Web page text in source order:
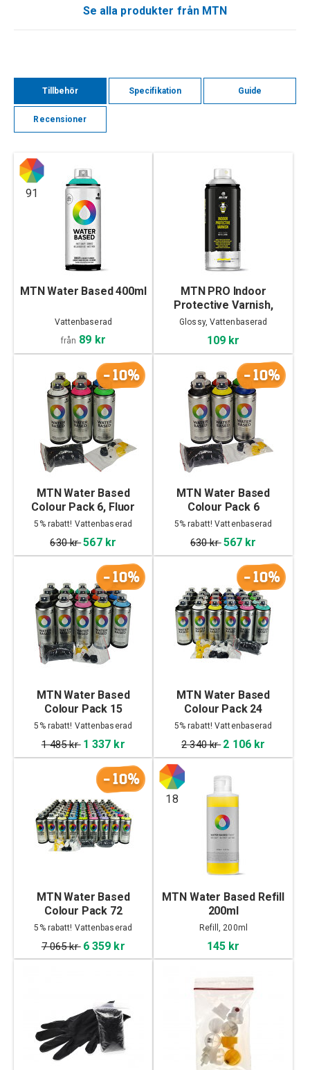
Se alla produkter från MTN
Tillbehör Specifikation Guide
Recensioner
91
MTN Water Based 400ml
Vattenbaserad
från 89 kr
MTN PRO Indoor
Protective Varnish,
Glossy
Glossy, Vattenbaserad
109 kr
-10%
MTN Water Based
Colour Pack 6, Fluor
5% rabatt! Vattenbaserad
630 kr567 kr
-10%
MTN Water Based
Colour Pack 6
5% rabatt! Vattenbaserad
630 kr567 kr
-10%
MTN Water Based
Colour Pack 15
5% rabatt! Vattenbaserad
1 485 kr 1 337 kr
-10%
MTN Water Based
Colour Pack 24
5% rabatt! Vattenbaserad
2 340 kr 2 106 kr
-10%
MTN Water Based
Colour Pack 72
5% rabatt! Vattenbaserad
7 065 kr 6 359 kr
18
MTN Water Based Refill
200ml
Refill, 200ml
145 kr